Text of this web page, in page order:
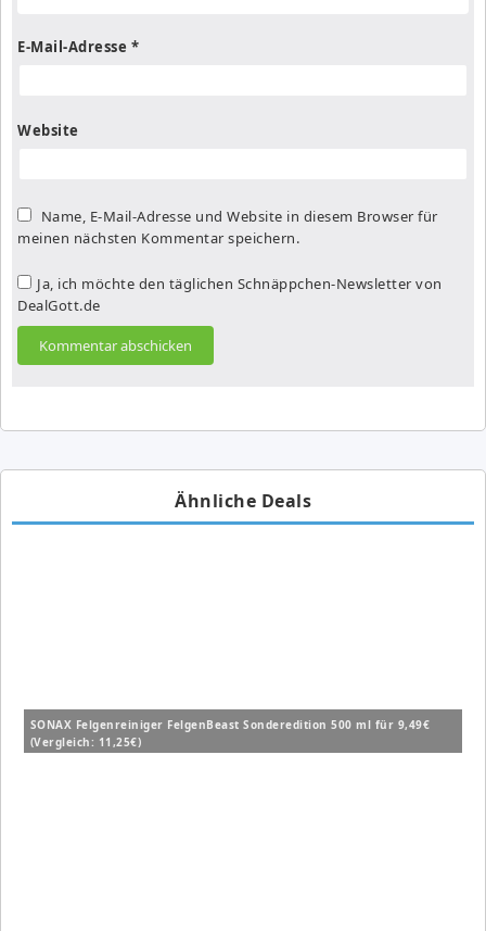
E-Mail-Adresse *
Website
Name, E-Mail-Adresse und Website in diesem Browser für
meinen nächsten Kommentar speichern.
Ja, ich möchte den täglichen Schnäppchen-Newsletter von
DealGott.de
Ähnliche Deals
SONAX Felgenreiniger FelgenBeast Sonderedition 500 ml für 9,49€
(Vergleich: 11,25€)